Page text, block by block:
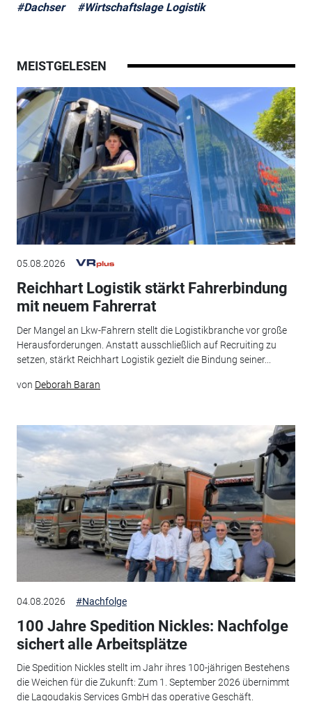
#Dachser #Wirtschaftslage Logistik
MEISTGELESEN
05.08.2026
Reichhart Logistik stärkt Fahrerbindung
mit neuem Fahrerrat
Der Mangel an Lkw-Fahrern stellt die Logistikbranche vor große
Herausforderungen. Anstatt ausschließlich auf Recruiting zu
setzen, stärkt Reichhart Logistik gezielt die Bindung seiner...
von Deborah Baran
04.08.2026 #Nachfolge
100 Jahre Spedition Nickles: Nachfolge
sichert alle Arbeitsplätze
Die Spedition Nickles stellt im Jahr ihres 100-jährigen Bestehens
die Weichen für die Zukunft: Zum 1. September 2026 übernimmt
die Lagoudakis Services GmbH das operative Geschäft.